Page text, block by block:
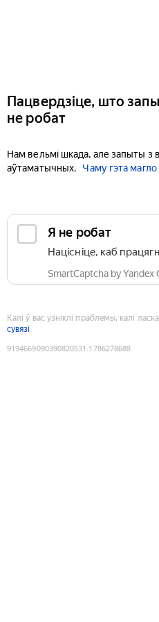
Пацвердзіце, што
не робат
Нам вельмі шкада, але запыты
аўтаматычных.
Чаму гэта
Я не робат
Націсніце, каб
SmartCaptcha by Yandex
Калі ў вас узніклі праблемы, калі
сувязі
9194669090390820531 :1786278688